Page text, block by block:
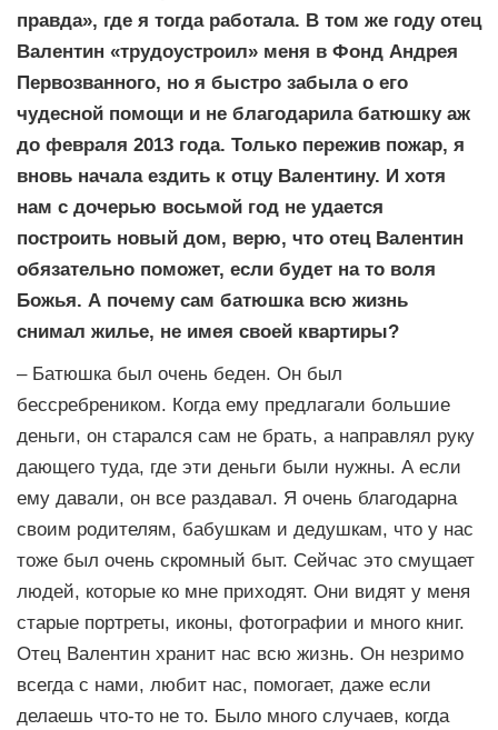
правда», где я тогда работала. В том же году отец
Валентин «трудоустроил» меня в Фонд Андрея
Первозванного, но я быстро забыла о его
чудесной помощи и не благодарила батюшку аж
до февраля 2013 года. Только пережив пожар, я
вновь начала ездить к отцу Валентину. И хотя
нам с дочерью восьмой год не удается
построить новый дом, верю, что отец Валентин
обязательно поможет, если будет на то воля
Божья. А почему сам батюшка всю жизнь
снимал жилье, не имея своей квартиры?
– Батюшка был очень беден. Он был
бессребреником. Когда ему предлагали большие
деньги, он старался сам не брать, а направлял руку
дающего туда, где эти деньги были нужны. А если
ему давали, он все раздавал. Я очень благодарна
своим родителям, бабушкам и дедушкам, что у нас
тоже был очень скромный быт. Сейчас это смущает
людей, которые ко мне приходят. Они видят у меня
старые портреты, иконы, фотографии и много книг.
Отец Валентин хранит нас всю жизнь. Он незримо
всегда с нами, любит нас, помогает, даже если
делаешь что-то не то. Было много случаев, когда